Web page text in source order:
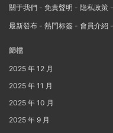
關于我們 - 免責聲明 - 隐私政策 -
最新發布 - 熱門标簽 - 會員介紹 -
歸檔
2025 年 12 月
2025 年 11 月
2025 年 10 月
2025 年 9 月